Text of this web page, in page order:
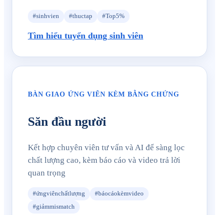
#sinhvien #thuctap #Top5%
Tìm hiểu tuyển dụng sinh viên
BÀN GIAO ỨNG VIÊN KÈM BẰNG CHỨNG
Săn đầu người
Kết hợp chuyên viên tư vấn và AI để sàng lọc
chất lượng cao, kèm báo cáo và video trả lời
quan trọng
#ứngviênchấtlượng
#báocáokèmvideo
#giảmmismatch